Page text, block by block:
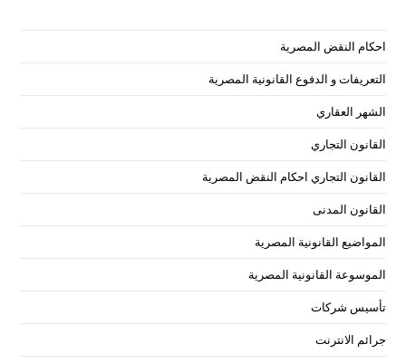
احكام النقض المصرية
التعريفات و الدفوع القانونية المصرية
الشهر العقاري
القانون التجاري
القانون التجاري احكام النقض المصرية
القانون المدنى
المواضيع القانونية المصرية
الموسوعة القانونية المصرية
تأسيس شركات
جرائم الانترنت